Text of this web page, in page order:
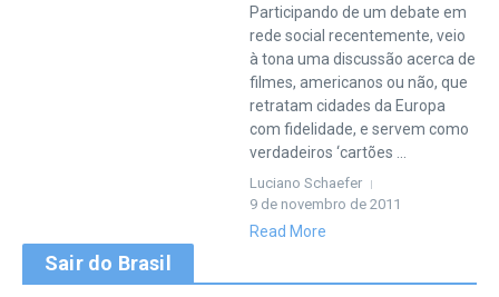
Participando de um debate em
rede social recentemente, veio
à tona uma discussão acerca de
filmes, americanos ou não, que
retratam cidades da Europa
com fidelidade, e servem como
verdadeiros ‘cartões ...
Luciano Schaefer
9 de novembro de 2011
Read More
Sair do Brasil